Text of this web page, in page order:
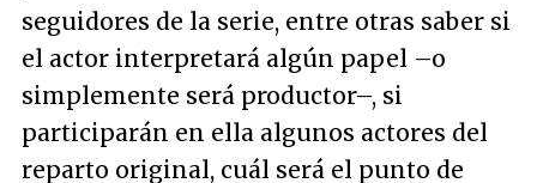
seguidores de la serie, entre otras saber si
el actor interpretará algún papel –o
simplemente será productor–, si
participarán en ella algunos actores del
reparto original, cuál será el punto de